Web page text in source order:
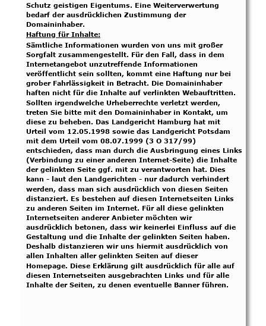
Schutz geistigen Eigentums. Eine Weiterverwertung
bedarf der ausdrücklichen Zustimmung der
Domaininhaber.
Haftung für Inhalte:
Sämtliche Informationen wurden von uns mit großer
Sorgfalt zusammengestellt. Für den Fall, dass in dem
Internetangebot unzutreffende Informationen
veröffentlicht sein sollten, kommt eine Haftung nur bei
grober Fahrlässigkeit in Betracht. Die Domaininhaber
haften nicht für die Inhalte auf verlinkten Webauftritten.
Sollten irgendwelche Urheberrechte verletzt werden,
treten Sie bitte mit den Domaininhaber in Kontakt, um
diese zu beheben. Das Landgericht Hamburg hat mit
Urteil vom 12.05.1998 sowie das Landgericht Potsdam
mit dem Urteil vom 08.07.1999 (3 O 317/99)
entschieden, dass man durch die Ausbringung eines Links
(Verbindung zu einer anderen Internet-Seite) die Inhalte
der gelinkten Seite ggf. mit zu verantworten hat. Dies
kann - laut den Landgerichten - nur dadurch verhindert
werden, dass man sich ausdrücklich von diesen Seiten
distanziert. Es bestehen auf diesen Internetseiten Links
zu anderen Seiten im Internet. Für all diese gelinkten
Internetseiten anderer Anbieter möchten wir
ausdrücklich betonen, dass wir keinerlei Einfluss auf die
Gestaltung und die Inhalte der gelinkten Seiten haben.
Deshalb distanzieren wir uns hiermit ausdrücklich von
allen Inhalten aller gelinkten Seiten auf dieser
Homepage. Diese Erklärung gilt ausdrücklich für alle auf
diesen Internetseiten ausgebrachten Links und für alle
Inhalte der Seiten, zu denen eventuelle Banner führen.